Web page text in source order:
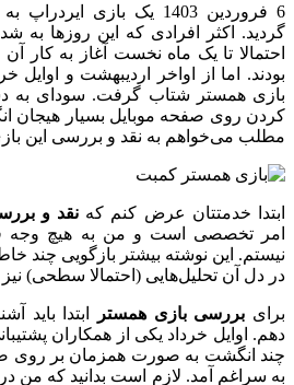
6 فروردین 1403 یک بازی ایردراپ به نام
گردید. اکثر افرادی که این روزها به
احتمالا تا یک ماه نخست آغاز به کار
بودند. اما از اواخر اردیبهشت و اوایل
بازی همستر شتاب گرفت. سودای به
کردن روی صفحه موبایل بسیار هیجان
مطلب می‌خواهم به نقد و بررسی این
ابتدا خدمتتان عرض کنم که نقد و
امر تخصصی است و من به هیچ وجه
نیستم. این نوشته بیشتر بازگویی چند
در دل آن تحلیل‌هایی (احتمالا سطحی)
برای بررسی بازی همستر
ابتدا باید
دهم. اوایل خرداد یکی از همکاران
چند انگشت به صورت همزمان بر روی
به سراغم آمد. لازم است بدانید که من